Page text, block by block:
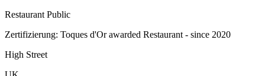
Restaurant Public
Zertifizierung: Toques d'Or awarded Restaurant - since 2020
High Street